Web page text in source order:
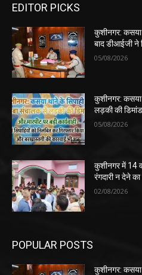
EDITOR PICKS
कुशीनगर: कसया
बाद डीआईजी ने
05/08/2026
कुशीनगर: कसया
लड़की की डिमांड
05/08/2026
कुशीनगर में 14
रंगदारी न देने
02/08/2026
POPULAR POSTS
कुशीनगर: कसया